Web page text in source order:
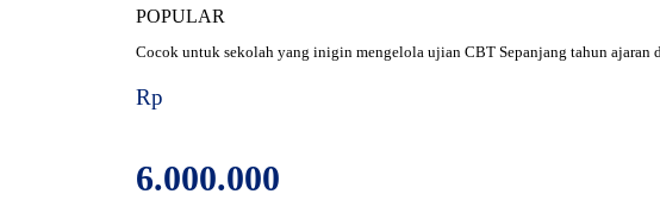
POPULAR
Cocok untuk sekolah yang inigin mengelola ujian CBT Sepanjang tahun ajaran
Rp
6.000.000